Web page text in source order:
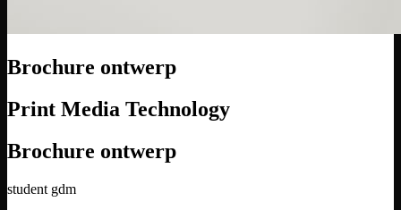
Brochure ontwerp
Print Media Technology
Brochure ontwerp
student gdm